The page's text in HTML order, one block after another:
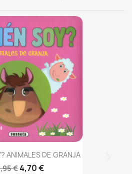
ANIMALES DE GRANJA
€4,70 €